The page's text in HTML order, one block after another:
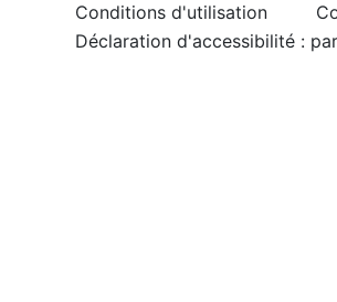
Conditions d'utilisation
Déclaration d'accessibilité :